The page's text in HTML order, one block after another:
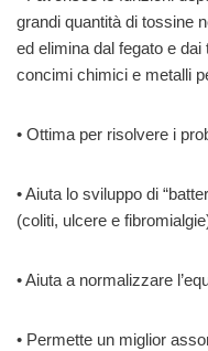
grandi quantità di tossine
ed elimina dal fegato e
concimi chimici e metalli
• Ottima per risolvere i
• Aiuta lo sviluppo di
(coliti, ulcere e
• Aiuta a normalizzare
• Permette un miglior